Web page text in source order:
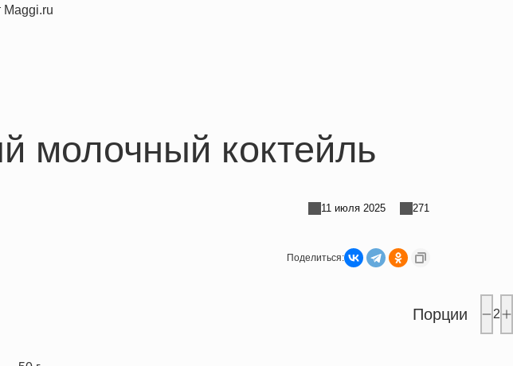
молочный коктейль
11 июля 2025 271
Поделиться:
Порции 2